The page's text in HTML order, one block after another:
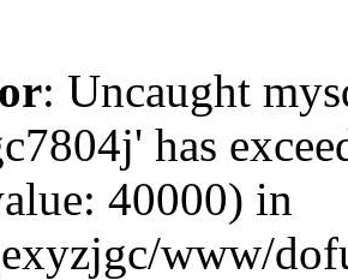
: Uncaught
has
40000) in
www/